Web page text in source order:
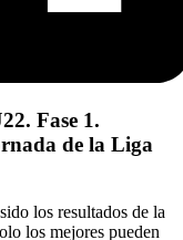
Fase 1.
de la Liga
los resultados de la
los mejores pueden